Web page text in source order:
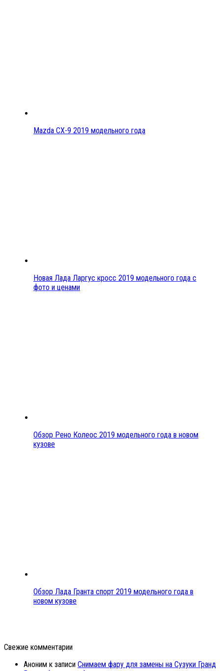
Mazda CX-9 2019 модельного года
Новая Лада Ларгус кросс 2019 модельного года с
фото и ценами
Обзор Рено Колеос 2019 модельного года в новом
кузове
Обзор Лада Гранта спорт 2019 модельного года в
новом кузове
Свежие комментарии
Аноним к записи Снимаем фару для замены на Сузуки Гранд